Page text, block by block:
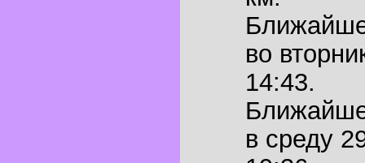
во
14:43.
в среду